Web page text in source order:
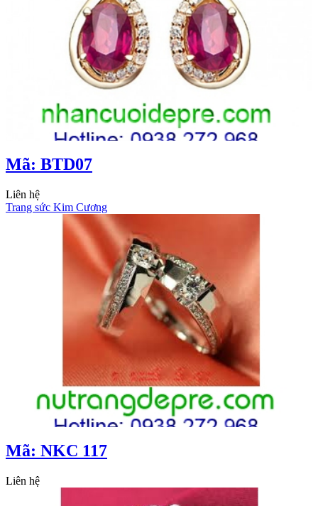
Mã: BTD07
Liên hệ
Trang sức Kim Cương
Mã: NKC 117
Liên hệ